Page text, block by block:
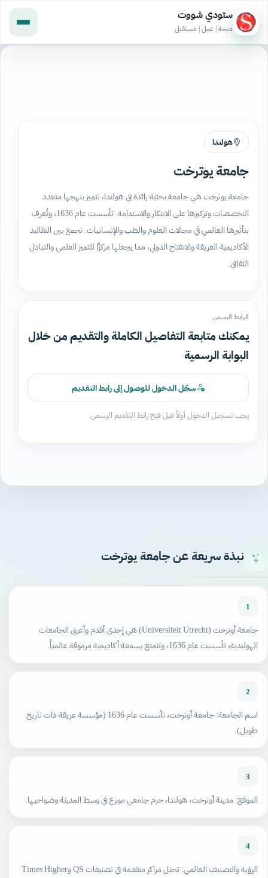
ستودي شووت
منحة | عمل | مستقبل
هولندا
جامعة يوترخت
جامعة يوترخت هي جامعة بحثية رائدة في هولندا، تتميز بنهجها متعدد
التخصصات وتركيزها على الابتكار والاستدامة. تأسست عام 1636، وتُعرف
بتأثيرها العالمي في مجالات العلوم والطب والإنسانيات. تجمع بين التقاليد
الأكاديمية العريقة والانفتاح الدولي، مما يجعلها مركزًا للتميز العلمي والتبادل
الثقافي.
الرابط الرسمي
يمكنك متابعة التفاصيل الكاملة والتقديم من خلال
البوابة الرسمية
سجّل الدخول للوصول إلى رابط التقديم
يجب تسجيل الدخول أولاً قبل فتح رابط التقديم الرسمي.
نبذة سريعة عن جامعة يوترخت
1
جامعة أوترخت (Universiteit Utrecht) هي إحدى أقدم وأعرق الجامعات
الهولندية، تأسست عام 1636، وتتمتع بسمعة أكاديمية مرموقة عالمياً.
2
اسم الجامعة: جامعة أوترخت، تأسست عام 1636 (مؤسسة عريقة ذات تاريخ
طويل).
3
الموقع: مدينة أوترخت، هولندا، حرم جامعي موزع في وسط المدينة وضواحيها.
4
الرؤية والتصنيف العالمي: تحتل مراكز متقدمة في تصنيفات QS وTimes Higher